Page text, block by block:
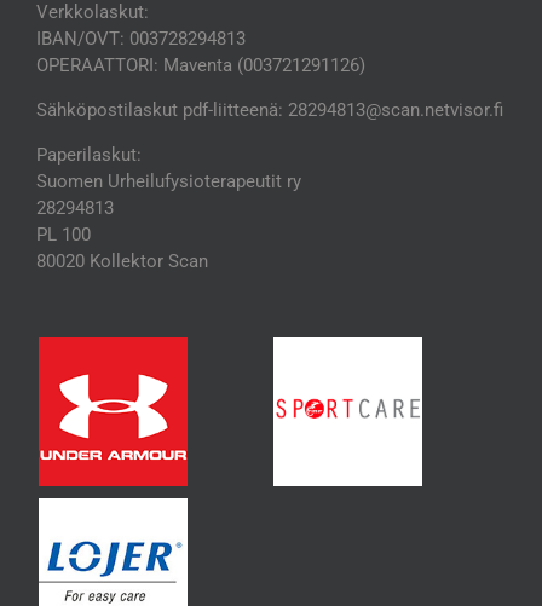
Verkkolaskut:
IBAN/OVT: 003728294813
OPERAATTORI: Maventa (003721291126)
Sähköpostilaskut pdf-liitteenä: 28294813@scan.netvisor.fi
Paperilaskut:
Suomen Urheilufysioterapeutit ry
28294813
PL 100
80020 Kollektor Scan